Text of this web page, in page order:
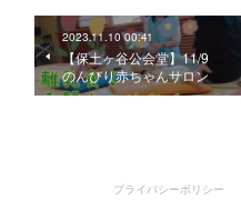
2023.11.10 00:41
【保土ヶ谷公会堂】11/9
のんびり赤ちゃんサロン
プライバシーポリシー